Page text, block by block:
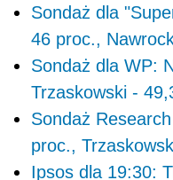
Sondaż dla
46 proc.,
Sondaż dla WP:
Trzaskowski -
Sondaż
proc.,
Ipsos dla 19:30: